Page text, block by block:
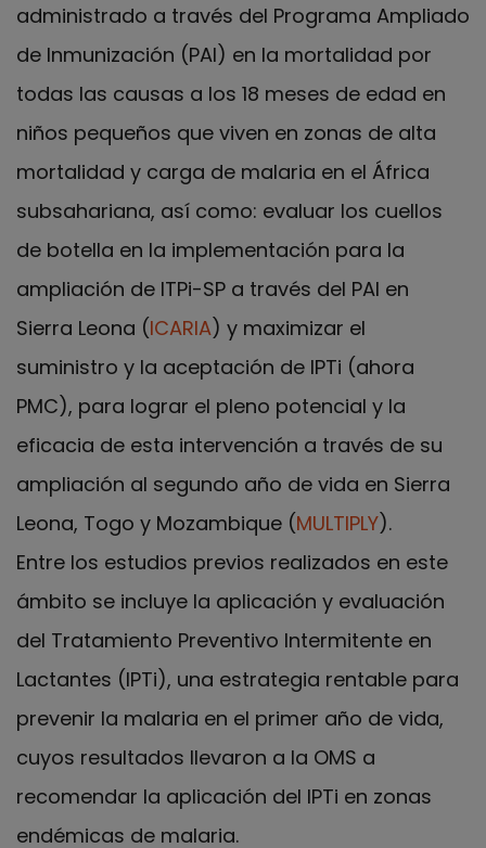
administrado a través del Programa Ampliado
de Inmunización (PAI) en la mortalidad por
todas las causas a los 18 meses de edad en
niños pequeños que viven en zonas de alta
mortalidad y carga de malaria en el África
subsahariana, así como: evaluar los cuellos
de botella en la implementación para la
ampliación de ITPi-SP a través del PAI en
Sierra Leona (ICARIA) y maximizar el
suministro y la aceptación de IPTi (ahora
PMC), para lograr el pleno potencial y la
eficacia de esta intervención a través de su
ampliación al segundo año de vida en Sierra
Leona, Togo y Mozambique (MULTIPLY).
Entre los estudios previos realizados en este
ámbito se incluye la aplicación y evaluación
del Tratamiento Preventivo Intermitente en
Lactantes (IPTi), una estrategia rentable para
prevenir la malaria en el primer año de vida,
cuyos resultados llevaron a la OMS a
recomendar la aplicación del IPTi en zonas
endémicas de malaria.